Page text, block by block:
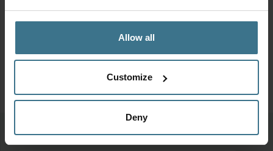
Allow all
Customize
Deny
Meer van deze collectie